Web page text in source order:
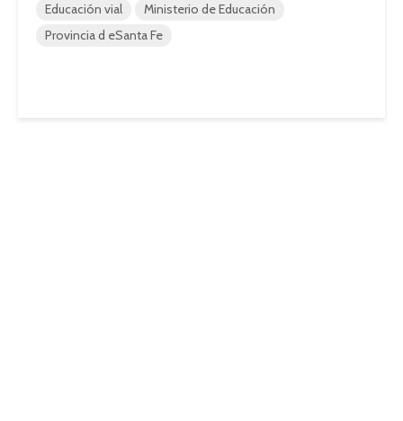
Educación vial
Ministerio de Educación
Provincia d eSanta Fe